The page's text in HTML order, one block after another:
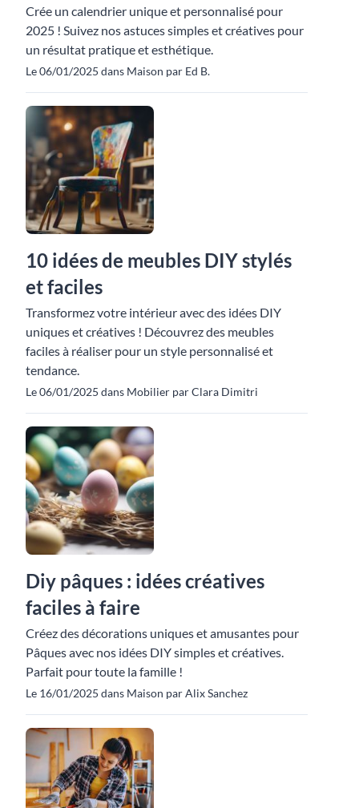
Crée un calendrier unique et personnalisé pour
2025 ! Suivez nos astuces simples et créatives pour
un résultat pratique et esthétique.
Le 06/01/2025 dans Maison par Ed B.
10 idées de meubles DIY stylés
et faciles
Transformez votre intérieur avec des idées DIY
uniques et créatives ! Découvrez des meubles
faciles à réaliser pour un style personnalisé et
tendance.
Le 06/01/2025 dans Mobilier par Clara Dimitri
Diy pâques : idées créatives
faciles à faire
Créez des décorations uniques et amusantes pour
Pâques avec nos idées DIY simples et créatives.
Parfait pour toute la famille !
Le 16/01/2025 dans Maison par Alix Sanchez